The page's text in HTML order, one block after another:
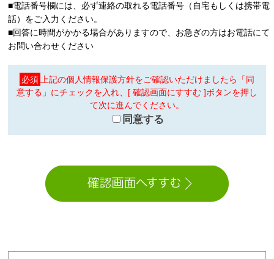
■電話番号欄には、必ず連絡の取れる電話番号（自宅もしくは携帯電
話）をご入力ください。
■回答に時間がかかる場合がありますので、お急ぎの方はお電話にて
お問い合わせください
必須
上記の個人情報保護方針をご確認いただけましたら「同
意する」にチェックを入れ、[ 確認画面にすすむ ]ボタンを押し
て次に進んでください。
同意する